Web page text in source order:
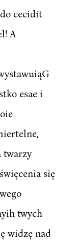
cecidit
A
esae i
twarzy
się
twych
widzę nad